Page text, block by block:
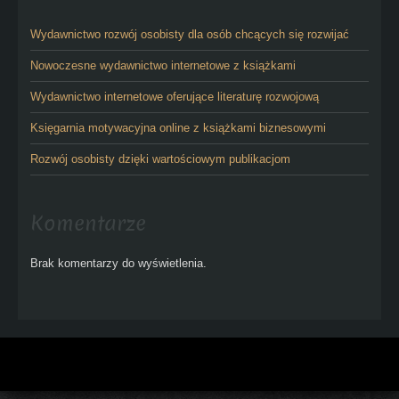
Wydawnictwo rozwój osobisty dla osób chcących się rozwijać
Nowoczesne wydawnictwo internetowe z książkami
Wydawnictwo internetowe oferujące literaturę rozwojową
Księgarnia motywacyjna online z książkami biznesowymi
Rozwój osobisty dzięki wartościowym publikacjom
Komentarze
Brak komentarzy do wyświetlenia.